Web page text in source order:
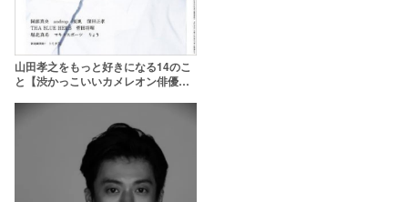
山田孝之をもっと好きになる14のこ
と【渋かっこいいカメレオン俳優が